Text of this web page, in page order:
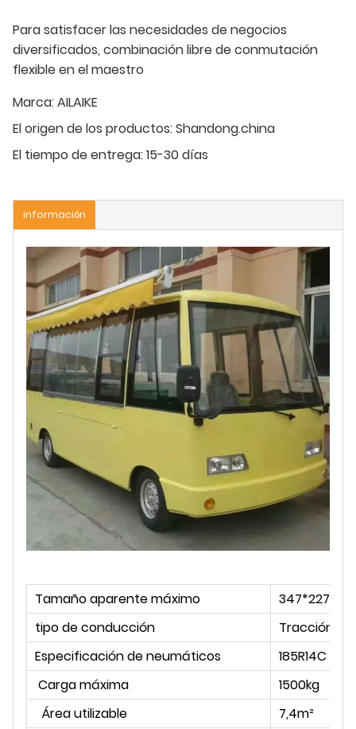
Para satisfacer las necesidades de negocios
diversificados, combinación libre de conmutación
flexible en el maestro
Marca:AILAIKE
El origen de los productos:Shandong.china
El tiempo de entrega:15-30 días
información
Tamaño aparente máximo
tipo de conducción
Tracción fija
Especificación de neumáticos
185R14C
Carga máxima
1500kg
Área utilizable
7,4m²